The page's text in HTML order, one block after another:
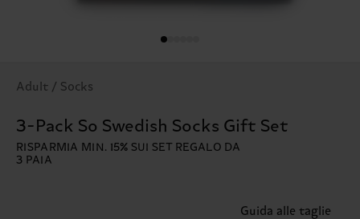
Adult / Socks
3-Pack So Swedish Socks Gift Set
RISPARMIA MIN. 15% SUI SET REGALO DA
3 PAIA
Guida alle taglie